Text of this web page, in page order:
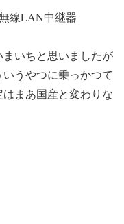
線LAN中継器
いちと思いましたが
うやつに乗っかつて
まあ国産と変わりな